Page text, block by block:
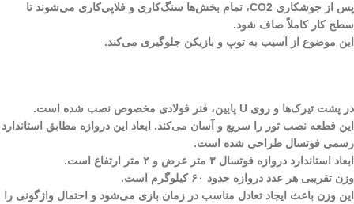
پس از جوشکاری CO2، تمام بخش‌ها سنگ‌کاری و فلاپی‌کاری می‌شوند تا
سطح کار کاملاً صاف شود.
این موضوع از آسیب به توپ و بازیکن جلوگیری می‌کند.
در پشت تیرک‌ها و روی U پایین، فنر فولادی مخصوص نصب شده است.
این قطعه نصب تور را سریع‌ و آسان می‌کند. ابعاد این دروازه مطابق استاندارد
رسمی فوتسال طراحی شده است.
ابعاد استاندارد دروازه فوتسال ۳ متر عرض و ۲ متر ارتفاع است.
وزن تقریبی هر عدد دروازه حدود ۶۰ کیلوگرم است.
این وزن باعث ایجاد تعادل مناسب در زمان بازی می‌شود و احتمال واژگونی را